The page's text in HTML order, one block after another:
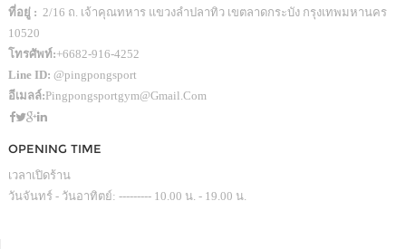
ที่อยู่ : 2/16 ถ. เจ้าคุณทหาร แขวงลำปลาทิว เขตลาดกระบัง กรุงเทพมหานคร
10520
โทรศัพท์:+6682-916-4252
Line ID: @pingpongsport
อีเมลล์:Pingpongsportgym@gmail.com
OPENING TIME
เวลาเปิดร้าน
วันจันทร์ - วันอาทิตย์: --------- 10.00 น. - 19.00 น.